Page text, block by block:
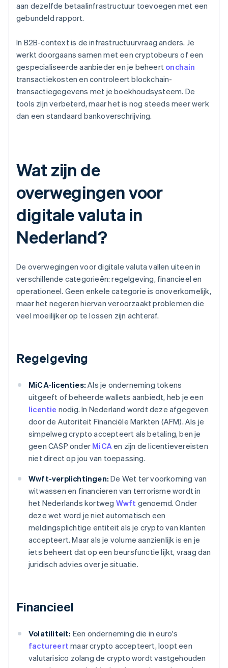
aan dezelfde betaalinfrastructuur toevoegen met een
gebundeld rapport.
In B2B-context is de infrastructuurvraag anders. Je
werkt doorgaans samen met een cryptobeurs of een
gespecialiseerde aanbieder en je beheert onchain
transactiekosten en controleert blockchain-
transactiegegevens met je boekhoudsysteem. De
tools zijn verbeterd, maar het is nog steeds meer werk
dan een standaard bankoverschrijving.
Wat zijn de
overwegingen voor
digitale valuta in
Nederland?
De overwegingen voor digitale valuta vallen uiteen in
verschillende categorieën: regelgeving, financieel en
operationeel. Geen enkele categorie is onoverkomelijk,
maar het negeren hiervan veroorzaakt problemen die
veel moeilijker op te lossen zijn achteraf.
Regelgeving
MiCA-licenties: Als je onderneming tokens
uitgeeft of beheerde wallets aanbiedt, heb je een
licentie nodig. In Nederland wordt deze afgegeven
door de Autoriteit Financiële Markten (AFM). Als je
simpelweg crypto accepteert als betaling, ben je
geen CASP onder MiCAen zijn de licentievereisten
niet direct op jou van toepassing.
Wwft-verplichtingen: De Wet ter voorkoming van
witwassen en financieren van terrorisme wordt in
het Nederlands kortweg Wwft genoemd. Onder
deze wet word je niet automatisch een
meldingsplichtige entiteit als je crypto van klanten
accepteert. Maar als je volume aanzienlijk is en je
iets beheert dat op een beursfunctie lijkt, vraag dan
juridisch advies over je situatie.
Financieel
Volatiliteit: Een onderneming die in euro's
factureert maar crypto accepteert, loopt een
valutarisico zolang de crypto wordt vastgehouden